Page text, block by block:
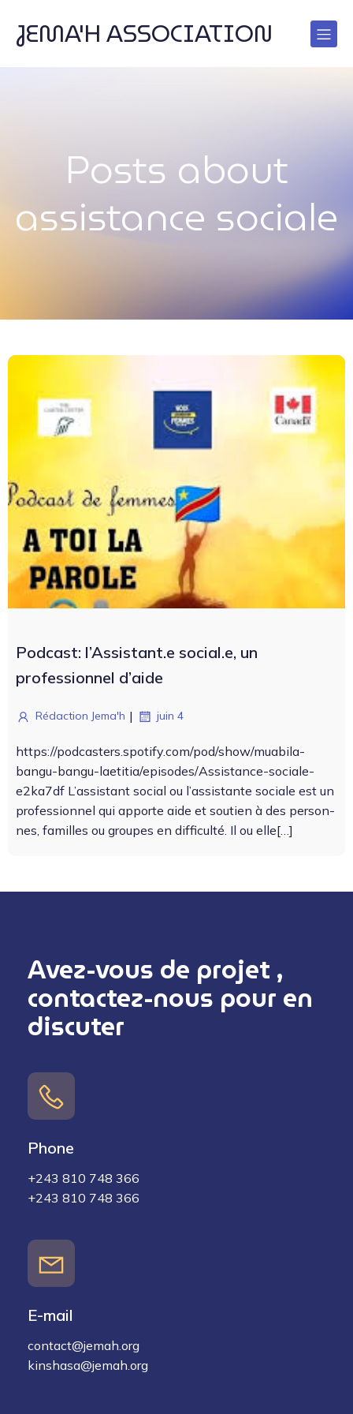
JEMA'H ASSOCIATION
Posts about
assistance sociale
Podcast: l’Assistant.e social.e, un
professionnel d’aide
Rédaction Jema'h | juin 4
https://podcasters.spotify.com/pod/show/muabila-
bangu-bangu-laetitia/episodes/Assistance-sociale-
e2ka7df L’as­sis­tant social ou l’as­sis­tante sociale est un
pro­fes­sion­nel qui apporte aide et sou­tien à des per­son­
nes, familles ou groupes en dif­fi­culté. Il ou elle[…]
Avez-vous de projet ,
contactez-nous pour en
discuter
Phone
+243 810 748 366
+243 810 748 366
E-mail
contact@jemah.org
kinshasa@jemah.org